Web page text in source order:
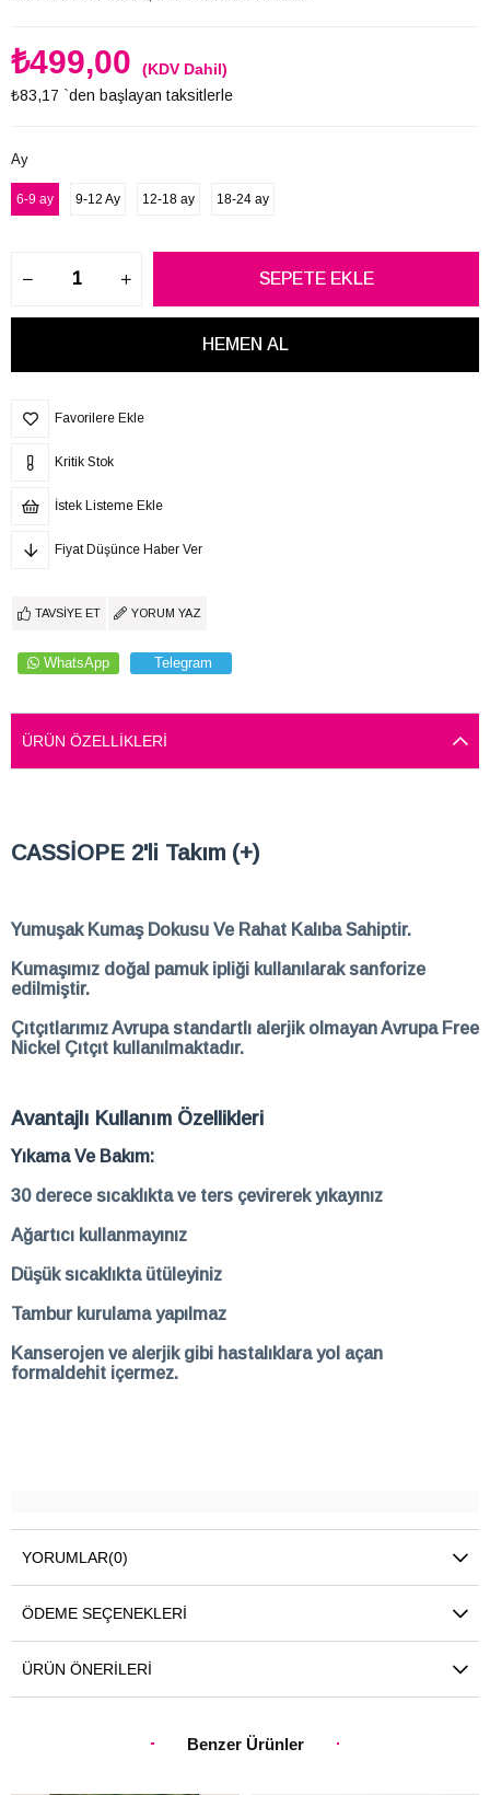
₺499,00
(KDV Dahil)
₺83,17 `den başlayan taksitlerle
Ay
6-9 ay 9-12 Ay 12-18 ay 18-24 ay
Favorilere Ekle
Kritik Stok
İstek Listeme Ekle
Fiyat Düşünce Haber Ver
TAVSIYE ET YORUM YAZ
WhatsApp Telegram
ÜRÜN ÖZELLIKLERI
CASSİOPE 2'li Takım (+)
Yumuşak Kumaş Dokusu Ve Rahat Kalıba Sahiptir.
Kumaşımız doğal pamuk ipliği kullanılarak sanforize
edilmiştir.
Çıtçıtlarımız Avrupa standartlı alerjik olmayan Avrupa Free
Nickel Çıtçıt kullanılmaktadır.
Avantajlı Kullanım Özellikleri
Yıkama Ve Bakım:
30 derece sıcaklıkta ve ters çevirerek yıkayınız
Ağartıcı kullanmayınız
Düşük sıcaklıkta ütüleyiniz
Tambur kurulama yapılmaz
Kanserojen ve alerjik gibi hastalıklara yol açan
formaldehit içermez.
YORUMLAR(0)
ÖDEME SEÇENEKLERI
ÜRÜN ÖNERILERI
Benzer Ürünler